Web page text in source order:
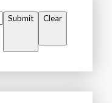
Submit Clear